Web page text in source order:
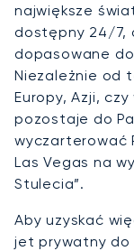
największe
dostępny 24/7,
dopasowane
Niezależnie od
Europy, Azji,
pozostaje do
wyczarterować
Las Vegas na
Stulecia”.
Aby uzyskać
jet prywatny do